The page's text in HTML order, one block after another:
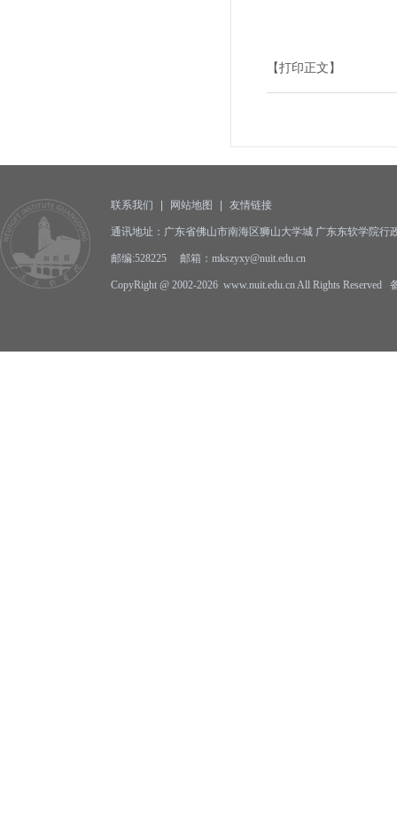
【打印正文】
联系我们 | 网站地图 | 友情链接
通讯地址：广东省佛山市南海区狮山大学城 广东东软学院行
邮编:528225 邮箱：mkszyxy@nuit.edu.cn
CopyRight @ 2002-2026 www.nuit.edu.cn All Rights Reserved